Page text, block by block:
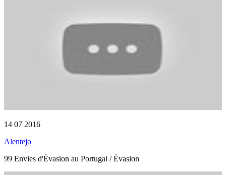
14 07 2016
Alentejo
99 Envies d'Évasion au Portugal / Évasion